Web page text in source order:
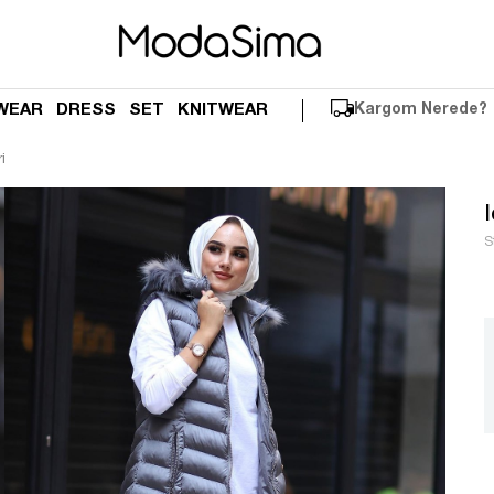
DRESS SET KNITWEAR Kargom Nerede?